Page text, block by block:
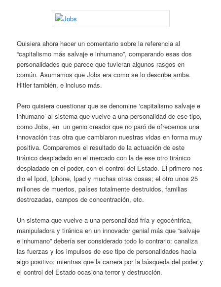
Quisiera ahora hacer un comentario sobre la referencia al
“capitalismo más salvaje e inhumano”, comparando esas dos
personalidades que parece que tuvieran algunos rasgos en
común. Asumamos que Jobs era como se lo describe arriba.
Hitler también, e incluso más.
Pero quisiera cuestionar que se denomine ‘capitalismo salvaje e
inhumano’ al sistema que vuelve a una personalidad de ese tipo,
como Jobs, en un genio creador que no paró de ofrecernos una
innovación tras otra que cambiaron nuestras vidas en forma muy
positiva. Comparemos el resultado de la actuación de este
tiránico despiadado en el mercado con la de ese otro tiránico
despiadado en el poder, con el control del Estado. El primero nos
dio el Ipod, Iphone, Ipad y muchas otras cosas; el otro unos 25
millones de muertos, países totalmente destruidos, familias
destrozadas, campos de concentración, etc.
Un sistema que vuelve a una personalidad fría y egocéntrica,
manipuladora y tiránica en un innovador genial más que “salvaje
e inhumano” debería ser considerado todo lo contrario: canaliza
las fuerzas y los impulsos de ese tipo de personalidades hacia
algo positivo; mientras que la carrera por la búsqueda del poder y
el control del Estado ocasiona terror y destrucción.